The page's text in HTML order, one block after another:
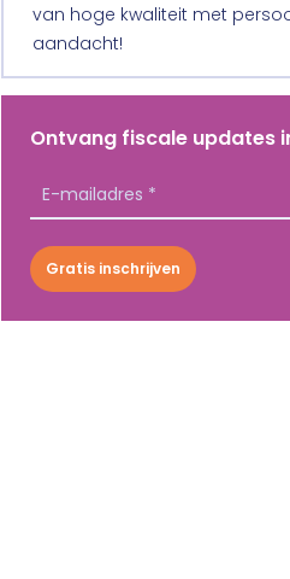
van hoge kwaliteit met
aandacht!
Ontvang fiscale updates
Gratis inschrijven